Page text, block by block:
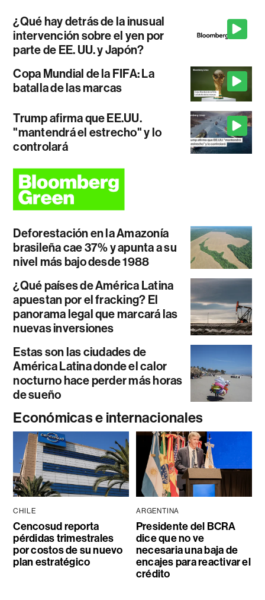
¿Qué hay detrás de la inusual
intervención sobre el yen por
parte de EE. UU. y Japón?
Copa Mundial de la FIFA: La
batalla de las marcas
Trump afirma que EE.UU.
"mantendrá el estrecho" y lo
controlará
Deforestación en la Amazonía
brasileña cae 37% y apunta a su
nivel más bajo desde 1988
¿Qué países de América Latina
apuestan por el fracking? El
panorama legal que marcará las
nuevas inversiones
Estas son las ciudades de
América Latina donde el calor
nocturno hace perder más horas
de sueño
Económicas e internacionales
CHILE
Cencosud reporta
pérdidas trimestrales
por costos de su nuevo
plan estratégico
ARGENTINA
Presidente del BCRA
dice que no ve
necesaria una baja de
encajes para reactivar el
crédito